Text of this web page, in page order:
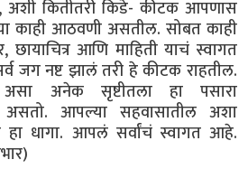
अशी कितीतरी किडे- कीटक आपणास
आठवणी असतील. सोबत काही
आणि माहिती याचं स्वागत
जग नष्ट झालं तरी हे कीटक राहतील.
अनेक सृष्टीतला हा पसारा
आपल्या सहवासातील अशा
हा धागा. आपलं सर्वांचं स्वागत आहे.